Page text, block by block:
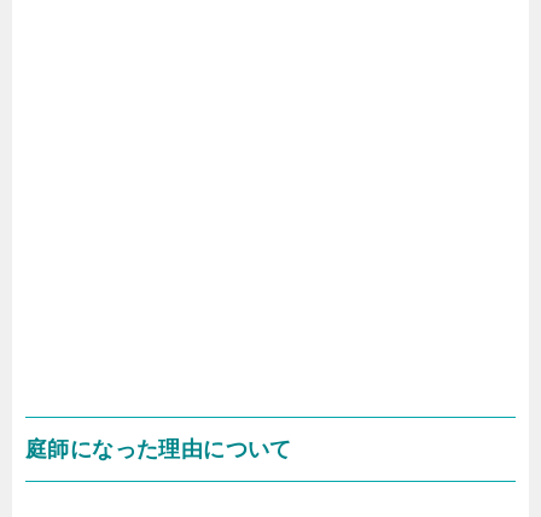
庭師になった理由について